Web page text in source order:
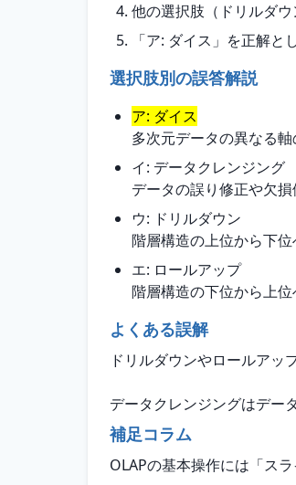
他の選択肢（ドリルダ
「ア: ダイス」を正解と
選択肢別の誤答解説
ア: ダイス
多次元データの異なる
イ: データクレンジング
データの誤り修正や欠
ウ: ドリルダウン
階層構造の上位から下
エ: ロールアップ
階層構造の下位から上
よくある誤解
ドリルダウンやロールア
データクレンジングはデー
補足コラム
OLAPの基本操作には「ス